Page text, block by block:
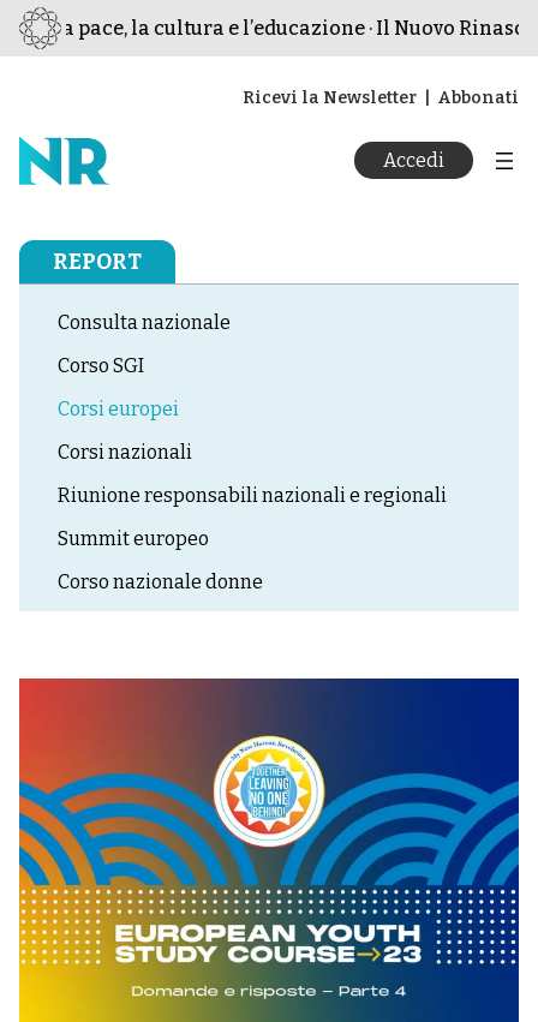
la pace, la cultura e l’educazione · Il Nuovo
Ricevi la Newsletter Abbonati
Accedi
REPORT
Consulta nazionale
Corso SGI
Corsi europei
Corsi nazionali
Riunione responsabili nazionali e regionali
Summit europeo
Corso nazionale donne